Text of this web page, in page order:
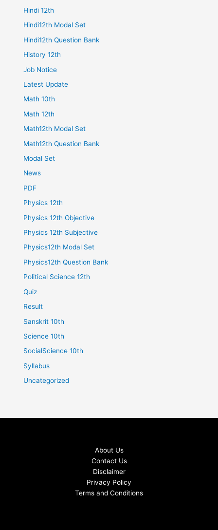
Hindi 12th
Hindi12th Modal Set
Hindi12th Question Bank
History 12th
Job Notice
Latest Update
Math 10th
Math 12th
Math12th Modal Set
Math12th Question Bank
Modal Set
News
PDF
Physics 12th
Physics 12th Objective
Physics 12th Subjective
Physics12th Modal Set
Physics12th Question Bank
Political Science 12th
Quiz
Result
Sanskrit 10th
Science 10th
SocialScience 10th
Syllabus
Uncategorized
About Us
Contact Us
Disclaimer
Privacy Policy
Terms and Conditions